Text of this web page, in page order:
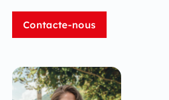
Contacte-nous